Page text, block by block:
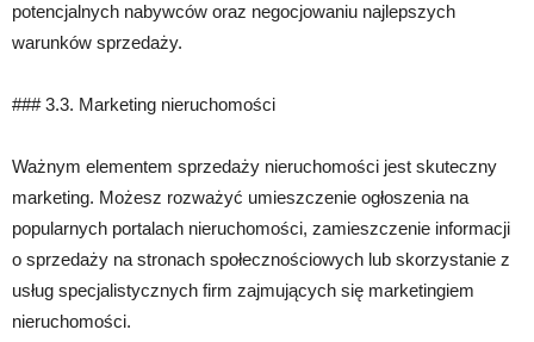
potencjalnych nabywców oraz negocjowaniu najlepszych
warunków sprzedaży.
### 3.3. Marketing nieruchomości
Ważnym elementem sprzedaży nieruchomości jest skuteczny
marketing. Możesz rozważyć umieszczenie ogłoszenia na
popularnych portalach nieruchomości, zamieszczenie informacji
o sprzedaży na stronach społecznościowych lub skorzystanie z
usług specjalistycznych firm zajmujących się marketingiem
nieruchomości.